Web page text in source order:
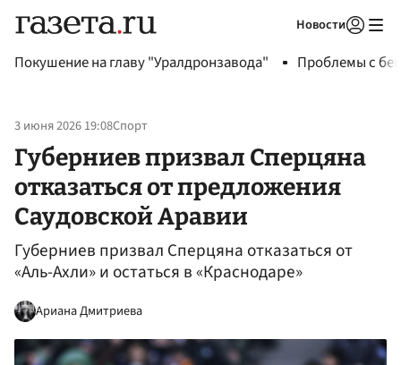
Новости
Покушение на главу "Уралдронзавода" Проблемы с
3 июня 2026 19:08Спорт
Губерниев призвал Сперцяна
отказаться от предложения
Саудовской Аравии
Губерниев призвал Сперцяна отказаться от
«Аль-Ахли» и остаться в «Краснодаре»
Ариана Дмитриева